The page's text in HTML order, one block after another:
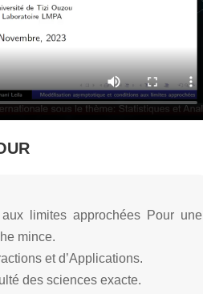
limites approchées Pour une
mince.
et d’Applications.
des sciences exacte.